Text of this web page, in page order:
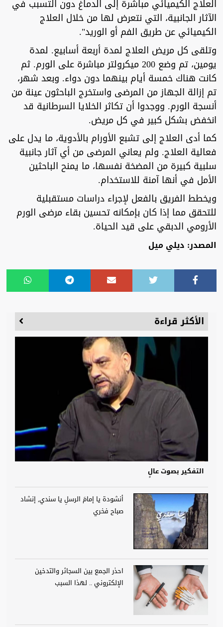
العلاج الكيميائي مباشرة إلى الدماغ دون التسبب في
الآثار الجانبية، التي نتعرض لها من خلال العلاج
الكيميائي عن طريق الفم أو الوريد".
وتلقى كل مريض العلاج لمدة أربعة أسابيع. لمدة
يومين، تم وضع 200 ميكرولتر مباشرة على الورم. ثم
كانت هناك خمسة أيام بينهما دون دواء. وبعد شهر،
تم إزالة الجهاز من المرضى واستخرج الباحثون عينة من
أنسجة الورم. ووجدوا أن تكاثر الخلايا السرطانية قد
انخفض بشكل كبير في كل مريض.
كما أدى العلاج إلى تشبع الأورام بالأدوية، ما يدل على
فعالية العلاج. ولم يعاني المرضى من أي آثار جانبية
سلبية كبيرة من المضخة نفسها، ما يمنح الباحثين
الأمل في أنها آمنة للاستخدام.
ويخطط الفريق بالفعل لإجراء دراسات مستقبلية
للتحقق مما إذا كان بإمكانه تحسين بقاء مرضى الورم
الأرومي الدبقي على قيد الحياة.
المصدر: ديلي ميل
الأكثر قراءة
التفكير بصوت عالٍ
أنشودة يا إمامَ الرسلِ يا سندي, إنشاد
صباح فخري
احذر الجمع بين السجائر والتدخين
الإلكتروني .. لهذا السبب